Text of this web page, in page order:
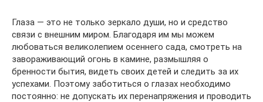
Глаза — это не только зеркало души, но и средство
связи с внешним миром. Благодаря им мы можем
любоваться великолепием осеннего сада, смотреть на
завораживающий огонь в камине, размышляя о
бренности бытия, видеть своих детей и следить за их
успехами. Поэтому заботиться о глазах необходимо
постоянно: не допускать их перенапряжения и проводить